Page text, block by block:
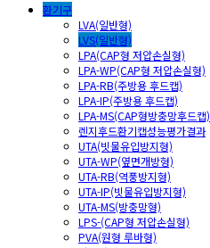
환기구
LVA(일반형)
LVS(일반형)
LPA(CAP형 저압손실형)
LPA-WP(CAP형 저압손실형)
LPA-RB(주방용 후드캡)
LPA-IP(주방용 후드캡)
LPA-MS(CAP형방충망후드캡)
렌지후드환기캡성능평가결과
UTA(빗물유입방지형)
UTA-WP(옆면개방형)
UTA-RB(역풍방지형)
UTA-IP(빗물유입방지형)
UTA-MS(방충망형)
LPS-(CAP형 저압손실형)
PVA(원형 루바형)